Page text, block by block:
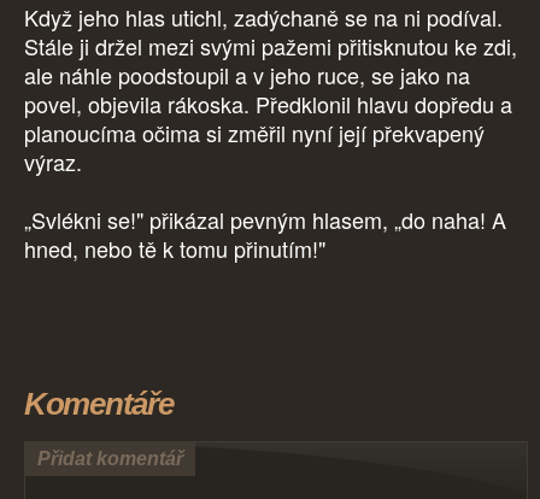
Když jeho hlas utichl, zadýchaně se na ni podíval.
Stále ji držel mezi svými pažemi přitisknutou ke zdi,
ale náhle poodstoupil a v jeho ruce, se jako na
povel, objevila rákoska. Předklonil hlavu dopředu a
planoucíma očima si změřil nyní její překvapený
výraz.
„Svlékni se!" přikázal pevným hlasem, „do naha! A
hned, nebo tě k tomu přinutím!"
Komentáře
Přidat komentář